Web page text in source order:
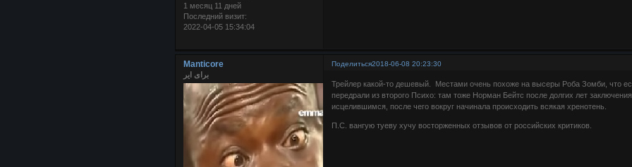
1 месяц 11 дней
Последний визит:
2022-04-05 15:34:04
Поделиться2018-06-08 20:23:30
Manticore
برای ایر
Трейлер какой-то дешевый. Местами очень похоже на высеры Роба Зомби, что
передрали из второго Психо: там тоже Норман Бейтс после долгих лет
исцелившимся, после чего вокруг начинала происходить всякая хренотень.
П.С. вангую туеву хучу восторженных отзывов от российских критиков.